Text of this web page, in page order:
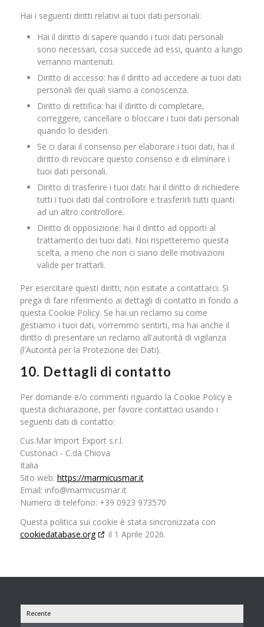
Hai i seguenti diritti relativi ai tuoi dati personali:
Hai il diritto di sapere quando i tuoi dati personali
sono necessari, cosa succede ad essi, quanto a lungo
verranno mantenuti.
Diritto di accesso: hai il diritto ad accedere ai tuoi dati
personali dei quali siamo a conoscenza.
Diritto di rettifica: hai il diritto di completare,
correggere, cancellare o bloccare i tuoi dati personali
quando lo desideri.
Se ci darai il consenso per elaborare i tuoi dati, hai il
diritto di revocare questo consenso e di eliminare i
tuoi dati personali.
Diritto di trasferire i tuoi dati: hai il diritto di richiedere
tutti i tuoi dati dal controllore e trasferirli tutti quanti
ad un altro controllore.
Diritto di opposizione: hai il diritto ad opporti al
trattamento dei tuoi dati. Noi rispetteremo questa
scelta, a meno che non ci siano delle motivazioni
valide per trattarli.
Per esercitare questi diritti, non esitate a contattarci. Si
prega di fare riferimento ai dettagli di contatto in fondo a
questa Cookie Policy. Se hai un reclamo su come
gestiamo i tuoi dati, vorremmo sentirti, ma hai anche il
diritto di presentare un reclamo all'autorità di vigilanza
(l'Autorità per la Protezione dei Dati).
10. Dettagli di contatto
Per domande e/o commenti riguardo la Cookie Policy e
questa dichiarazione, per favore contattaci usando i
seguenti dati di contatto:
Cus.Mar Import Export s.r.l.
Custonaci - C.da Chiova
Italia
Sito web: https://marmicusmar.it
Email: info@marmicusmar.it
Numero di telefono: +39 0923 973570
Questa politica sui cookie è stata sincronizzata con
cookiedatabase.org
il 1 Aprile 2026.
Recente